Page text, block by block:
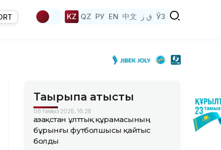
KZ QZ РУ EN 中文 ق ز ЎЗ
Тақырыпқа қатысты
06 тамыз 2026, 16:28
Қазақстан ұлттық құрамасының
бұрынғы футболшысы қайтыс
болды